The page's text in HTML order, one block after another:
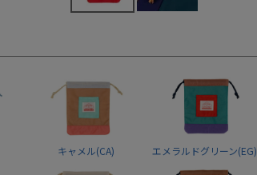
キャメル(CA) エメラルドグリーン(EG)